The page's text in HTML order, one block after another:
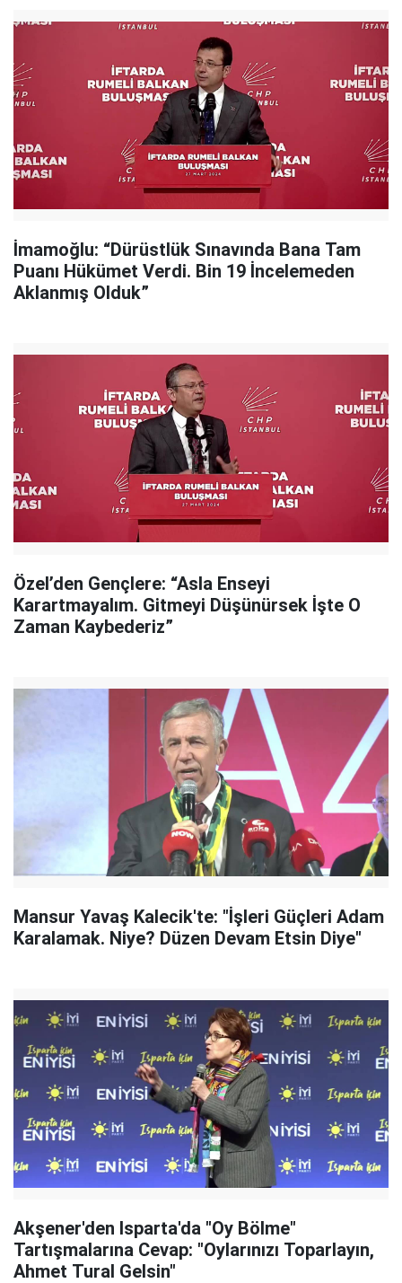
İmamoğlu: “Dürüstlük Sınavında Bana Tam
Puanı Hükümet Verdi. Bin 19 İncelemeden
Aklanmış Olduk”
Özel’den Gençlere: “Asla Enseyi
Karartmayalım. Gitmeyi Düşünürsek İşte O
Zaman Kaybederiz”
Mansur Yavaş Kalecik'te: "İşleri Güçleri Adam
Karalamak. Niye? Düzen Devam Etsin Diye"
Akşener'den Isparta'da "Oy Bölme"
Tartışmalarına Cevap: "Oylarınızı Toparlayın,
Ahmet Tural Gelsin"